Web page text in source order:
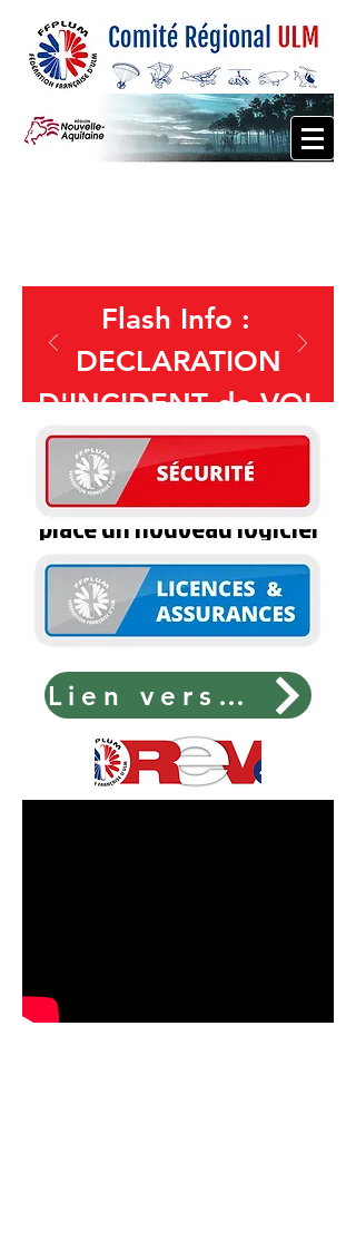
Flash Info :
DECLARATION
D'INCIDENT de VOL
Déclaration d'incidents
de vol : la DGAC a mis en
place un nouveau logiciel
ECCAIRS
Guide d'utilisation
Lien vers l'agenda fédéral